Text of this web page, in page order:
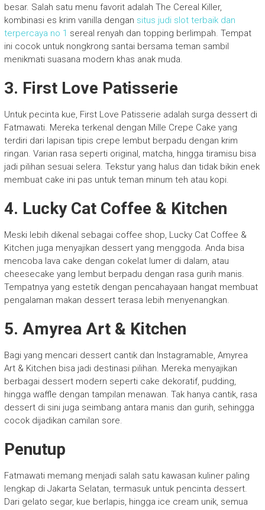
besar. Salah satu menu favorit adalah The Cereal Killer,
kombinasi es krim vanilla dengan situs judi slot terbaik dan
terpercaya no 1 sereal renyah dan topping berlimpah. Tempat
ini cocok untuk nongkrong santai bersama teman sambil
menikmati suasana modern khas anak muda.
3. First Love Patisserie
Untuk pecinta kue, First Love Patisserie adalah surga dessert di
Fatmawati. Mereka terkenal dengan Mille Crepe Cake yang
terdiri dari lapisan tipis crepe lembut berpadu dengan krim
ringan. Varian rasa seperti original, matcha, hingga tiramisu bisa
jadi pilihan sesuai selera. Tekstur yang halus dan tidak bikin enek
membuat cake ini pas untuk teman minum teh atau kopi.
4. Lucky Cat Coffee & Kitchen
Meski lebih dikenal sebagai coffee shop, Lucky Cat Coffee &
Kitchen juga menyajikan dessert yang menggoda. Anda bisa
mencoba lava cake dengan cokelat lumer di dalam, atau
cheesecake yang lembut berpadu dengan rasa gurih manis.
Tempatnya yang estetik dengan pencahayaan hangat membuat
pengalaman makan dessert terasa lebih menyenangkan.
5. Amyrea Art & Kitchen
Bagi yang mencari dessert cantik dan Instagramable, Amyrea
Art & Kitchen bisa jadi destinasi pilihan. Mereka menyajikan
berbagai dessert modern seperti cake dekoratif, pudding,
hingga waffle dengan tampilan menawan. Tak hanya cantik, rasa
dessert di sini juga seimbang antara manis dan gurih, sehingga
cocok dijadikan camilan sore.
Penutup
Fatmawati memang menjadi salah satu kawasan kuliner paling
lengkap di Jakarta Selatan, termasuk untuk pencinta dessert.
Dari gelato segar, kue berlapis, hingga ice cream unik, semua